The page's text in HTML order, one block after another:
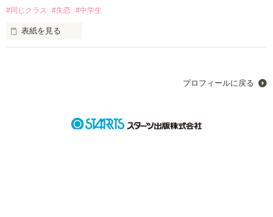
#同じクラス
#失恋 #中学生
表紙を見る
プロフィールに戻る